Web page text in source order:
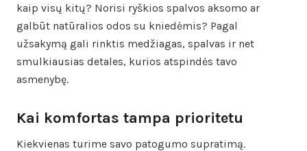
kaip visų kitų? Norisi ryškios spalvos aksomo ar
galbūt natūralios odos su kniedėmis? Pagal
užsakymą gali rinktis medžiagas, spalvas ir net
smulkiausias detales, kurios atspindės tavo
asmenybę.
Kai komfortas tampa prioritetu
Kiekvienas turime savo patogumo supratimą.